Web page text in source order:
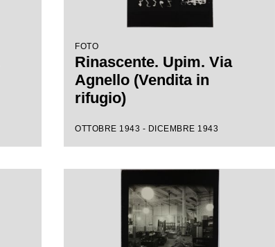
FOTO
Rinascente. Upim. Via
Agnello (Vendita in
rifugio)
OTTOBRE 1943 - DICEMBRE 1943